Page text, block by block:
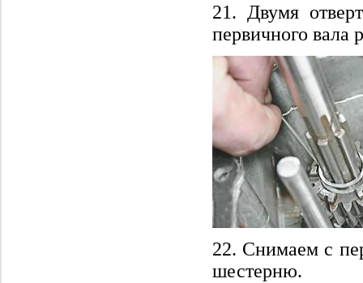
21. Двумя
первичного вала
22. Снимаем с
шестерню.